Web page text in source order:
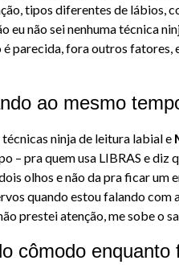
tipos diferentes de lábios,
eu não sei nenhuma técnica
parecida, fora outros
ao mesmo
técnicas ninja de leitura labial e
– pra quem usa LIBRAS e diz
olhos e não da pra ficar um
quando estou falando
prestei atenção, me sobe o
cômodo enquanto